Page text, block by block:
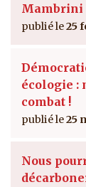
Mambrini
25
écologie :
combat !
25
Nous